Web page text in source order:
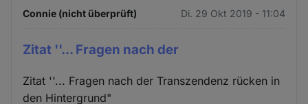
Connie (nicht überprüft) Di. 29 Okt 2019 - 11:04
Zitat ''... Fragen nach der
Zitat ''... Fragen nach der Transzendenz rücken in
den Hintergrund"